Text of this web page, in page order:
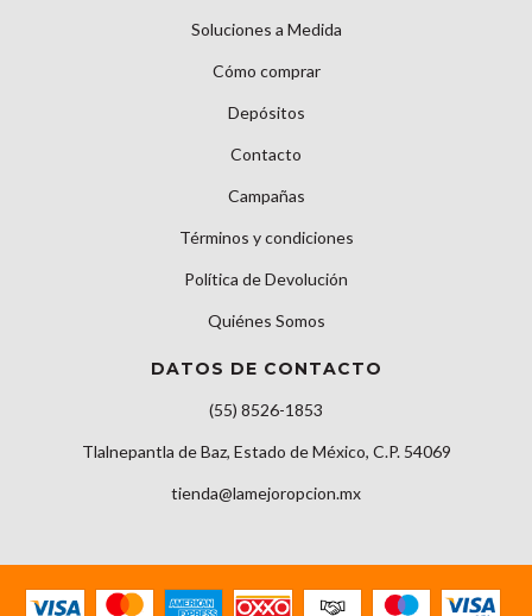
Soluciones a Medida
Cómo comprar
Depósitos
Contacto
Campañas
Términos y condiciones
Política de Devolución
Quiénes Somos
DATOS DE CONTACTO
(55) 8526-1853
Tlalnepantla de Baz, Estado de México, C.P. 54069
tienda@lamejoropcion.mx